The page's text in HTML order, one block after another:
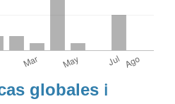
globales ℹ️